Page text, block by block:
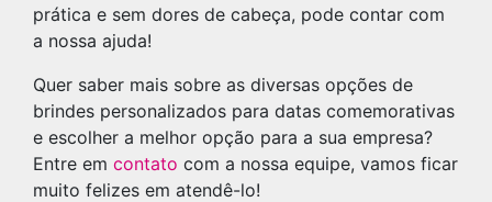
prática e sem dores de cabeça, pode contar com
a nossa ajuda!
Quer saber mais sobre as diversas opções de
brindes personalizados para datas comemorativas
e escolher a melhor opção para a sua empresa?
Entre em contato com a nossa equipe, vamos ficar
muito felizes em atendê-lo!